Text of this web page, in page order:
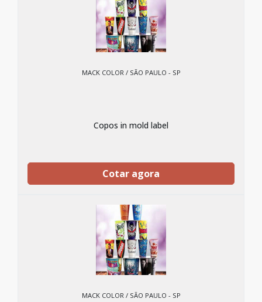
MACK COLOR / SÃO PAULO - SP
Copos in mold label
Cotar agora
MACK COLOR / SÃO PAULO - SP